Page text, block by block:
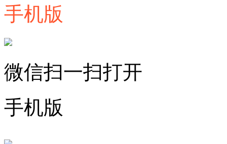
手机版
微信扫一扫打开
手机版